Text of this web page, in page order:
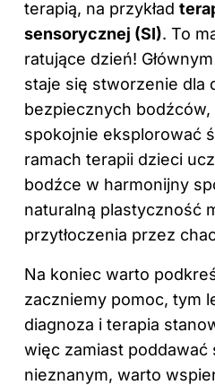
terapią, na przykład
sensorycznej (SI). To
ratujące dzień!
staje się stworzenie dla
bezpiecznych
spokojnie eksplorować
ramach terapii dzieci
bodźce w harmonijny
naturalną plastyczność
przytłoczenia przez
Na koniec warto
zaczniemy pomoc, tym
diagnoza i terapia
więc zamiast poddawać
nieznanym, warto